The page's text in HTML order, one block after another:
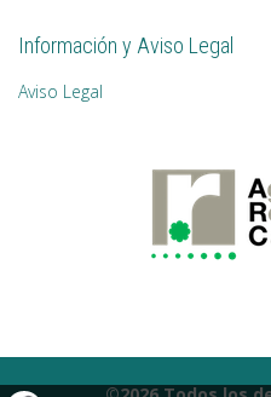
Información y Aviso Legal
Aviso Legal